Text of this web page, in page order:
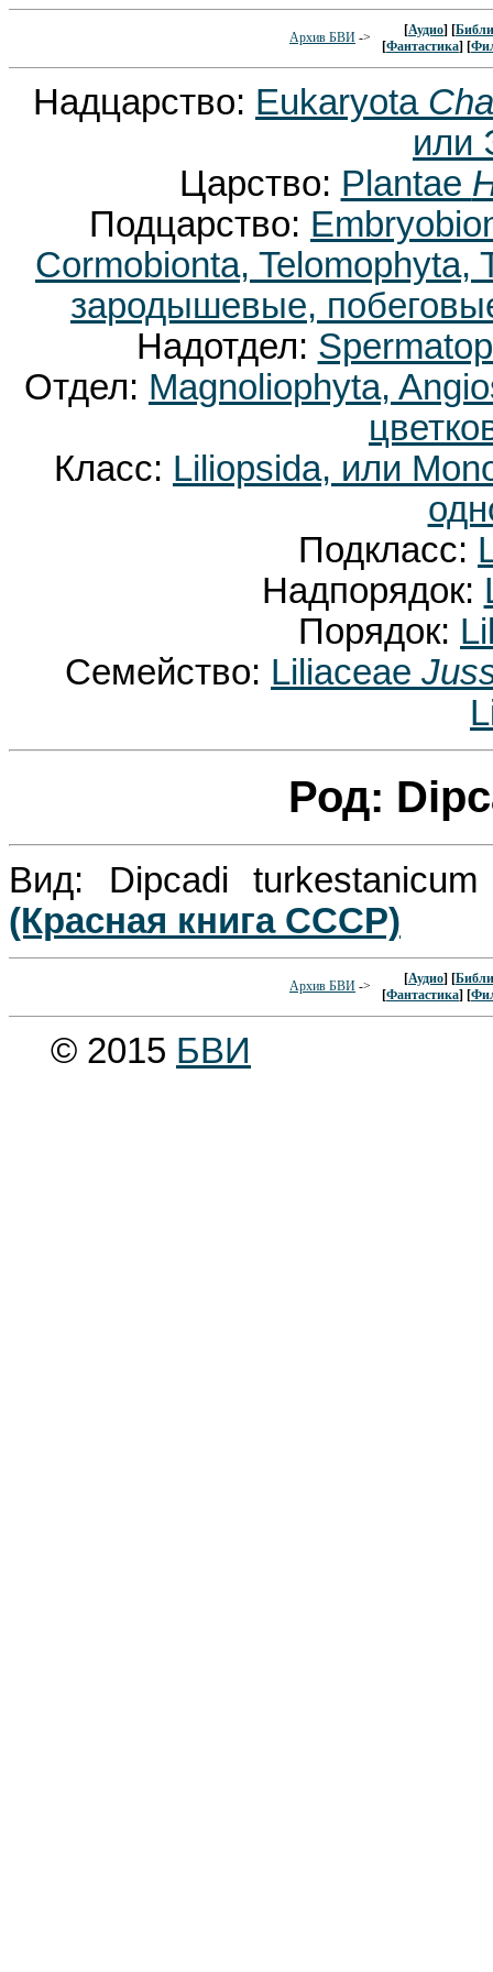
Архив БВИ -> [Аудио] [
[Фантастика] [
Надцарство: Eukaryota
или
Царство: Plantae
Подцарство:
Cormobionta,
зародышевые,
Надотдел:
Отдел: Magnoliophyta,
Класс: Liliopsida, или
Подкласс:
Надпорядок:
Порядок:
Семейство: Liliaceae
Род:
Вид: Dipcadi
(Красная книга СССР)
Архив БВИ -> [Аудио] [
[Фантастика] [
© 2015 БВИ